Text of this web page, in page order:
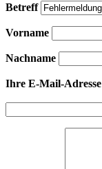
Betreff
Vorname
Nachname
Ihre E-Mail-Adresse